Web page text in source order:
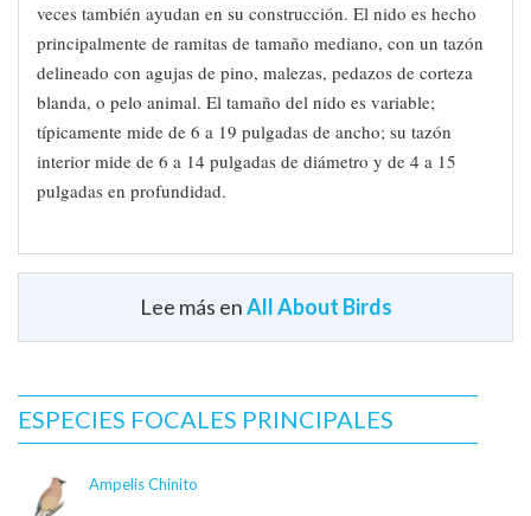
veces también ayudan en su construcción. El nido es hecho
principalmente de ramitas de tamaño mediano, con un tazón
delineado con agujas de pino, malezas, pedazos de corteza
blanda, o pelo animal. El tamaño del nido es variable;
típicamente mide de 6 a 19 pulgadas de ancho; su tazón
interior mide de 6 a 14 pulgadas de diámetro y de 4 a 15
pulgadas en profundidad.
Apariencia Sonidos Típicos
icon-crow.png
© Mike Andersen / Macaulay
¿Sabías que…?
suficiente para abrir la piel de un animal recién muerto,
antes de comer animales muertos en el camino, los
cuervos tienen que esperar a que algo u otro animal
abra el cuerpo. También pueden esperar a que el
Lee más enAll About Birds
ESPECIES FOCALES PRINCIPALES
Ampelis Chinito